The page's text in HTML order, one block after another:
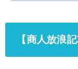
【商人放浪